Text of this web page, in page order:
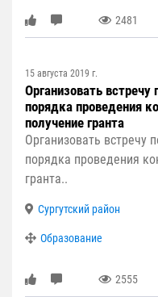
2481
15 августа 2019 г.
Организовать
порядка проведения
получение гранта
Организовать встречу
порядка проведения
гранта..
Сургутский район
Образование
2555